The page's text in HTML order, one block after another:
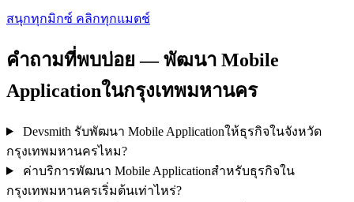
สนุกทุกมิกซ์ คลิกทุกแมตช์
คำถามที่พบบ่อย — พัฒนา Mobile
Applicationในกรุงเทพมหานคร
Devsmith รับพัฒนา Mobile Applicationให้ธุรกิจในจังหวัด
กรุงเทพมหานครไหม?
ค่าบริการพัฒนา Mobile Applicationสำหรับธุรกิจใน
กรุงเทพมหานครเริ่มต้นเท่าไหร่?